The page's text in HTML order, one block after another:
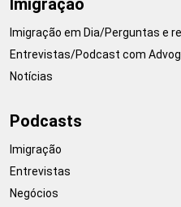
Imigração
Imigração em Dia/Perguntas e
Entrevistas/Podcast com
Notícias
Podcasts
Imigração
Entrevistas
Negócios